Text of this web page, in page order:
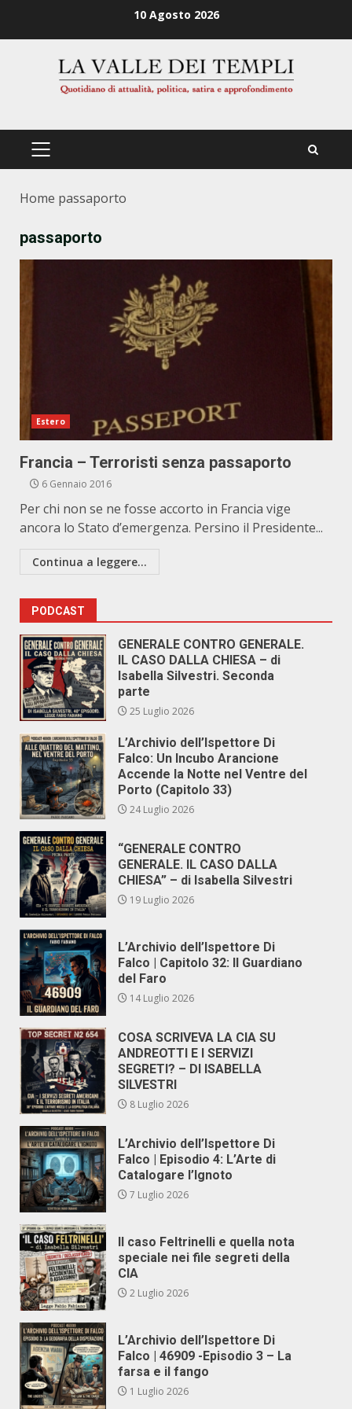
10 Agosto 2026
PRIMÄRES
Home passaporto
passaporto
Estero
Francia – Terroristi senza passaporto
6 Gennaio 2016
Per chi non se ne fosse accorto in Francia vige
ancora lo Stato d’emergenza. Persino il Presidente...
Continua a leggere...
PODCAST
GENERALE CONTRO GENERALE.
IL CASO DALLA CHIESA – di
Isabella Silvestri. Seconda
parte
25 Luglio 2026
L’Archivio dell’Ispettore Di
Falco: Un Incubo Arancione
Accende la Notte nel Ventre del
Porto (Capitolo 33)
24 Luglio 2026
“GENERALE CONTRO
GENERALE. IL CASO DALLA
CHIESA” – di Isabella Silvestri
19 Luglio 2026
L’Archivio dell’Ispettore Di
Falco | Capitolo 32: Il Guardiano
del Faro
14 Luglio 2026
COSA SCRIVEVA LA CIA SU
ANDREOTTI E I SERVIZI
SEGRETI? – DI ISABELLA
SILVESTRI
8 Luglio 2026
L’Archivio dell’Ispettore Di
Falco | Episodio 4: L’Arte di
Catalogare l’Ignoto
7 Luglio 2026
Il caso Feltrinelli e quella nota
speciale nei file segreti della
CIA
2 Luglio 2026
L’Archivio dell’Ispettore Di
Falco | 46909 -Episodio 3 – La
farsa e il fango
1 Luglio 2026